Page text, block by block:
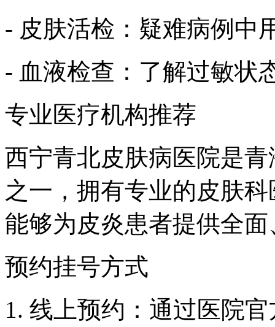
- 皮肤活检：疑难病例中
- 血液检查：了解过敏状
专业医疗机构推荐
西宁青北皮肤病医院是
之一，拥有专业的皮肤
能够为皮炎患者提供全
预约挂号方式
1. 线上预约：通过医院